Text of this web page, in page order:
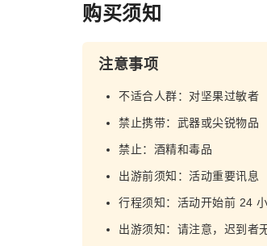
购买须知
注意事项
不适合人群：对坚果过敏者
禁止携带：武器或尖锐物品
禁止：酒精和毒品
出游前须知：活动重要讯息
行程须知：活动开始前 24
出游须知：请注意，迟到者